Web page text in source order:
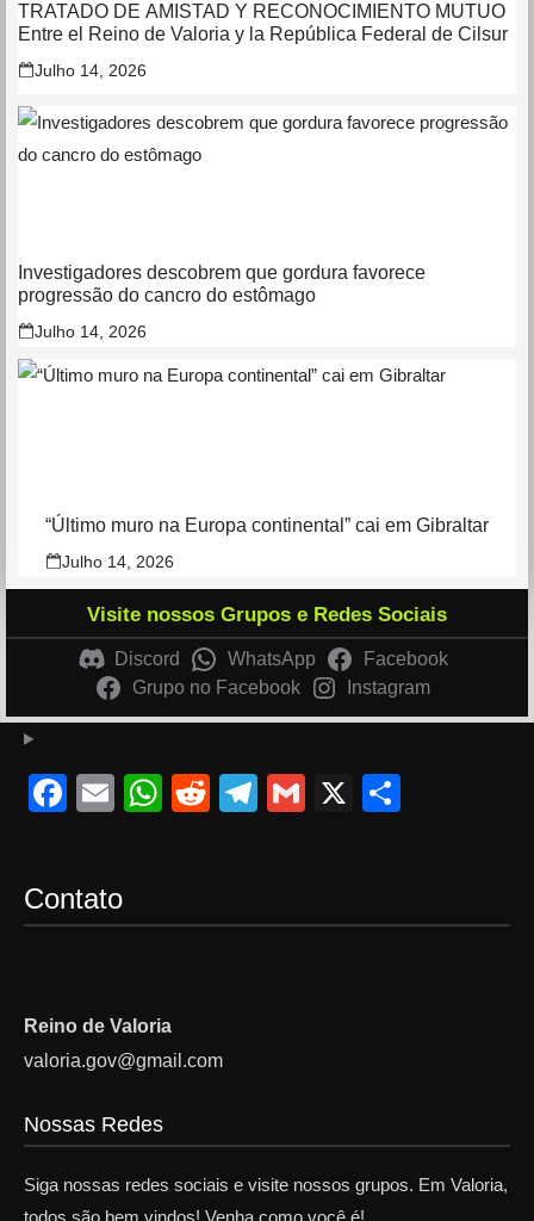
TRATADO DE AMISTAD Y RECONOCIMIENTO MUTUO
Entre el Reino de Valoria y la República Federal de Cilsur
Julho 14, 2026
Investigadores descobrem que gordura favorece
progressão do cancro do estômago
Julho 14, 2026
“Último muro na Europa continental” cai em Gibraltar
Julho 14, 2026
Visite nossos Grupos e Redes Sociais
Discord WhatsApp
Facebook
Grupo no Facebook
Instagram
F
e
o
k
E
W
p
R
T
G
X
Contato
Reino de Valoria
valoria.gov@gmail.com
Nossas Redes
Siga nossas redes sociais e visite nossos grupos. Em Valoria,
todos são bem vindos! Venha como você é!